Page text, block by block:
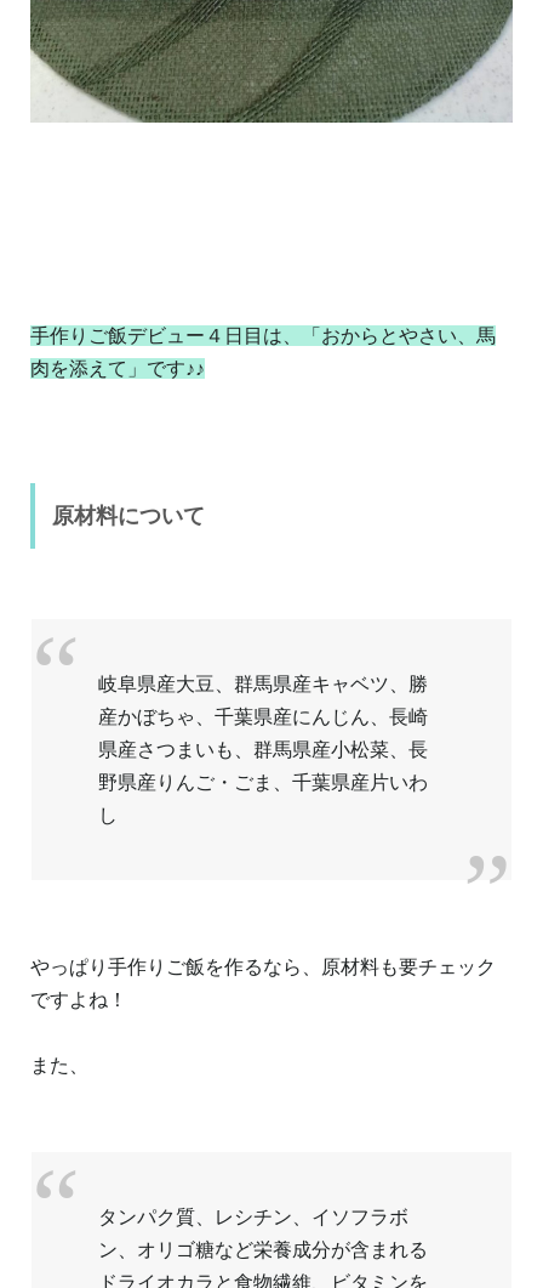
手作りご飯デビュー４日目は、「おからとやさい、馬
肉を添えて」です♪♪
原材料について
岐阜県産大豆、群馬県産キャベツ、勝
産かぼちゃ、千葉県産にんじん、長崎
県産さつまいも、群馬県産小松菜、長
野県産りんご・ごま、千葉県産片いわ
し
やっぱり手作りご飯を作るなら、原材料も要チェック
ですよね！
また、
タンパク質、レシチン、イソフラボ
ン、オリゴ糖など栄養成分が含まれる
ドライオカラと食物繊維、ビタミンを